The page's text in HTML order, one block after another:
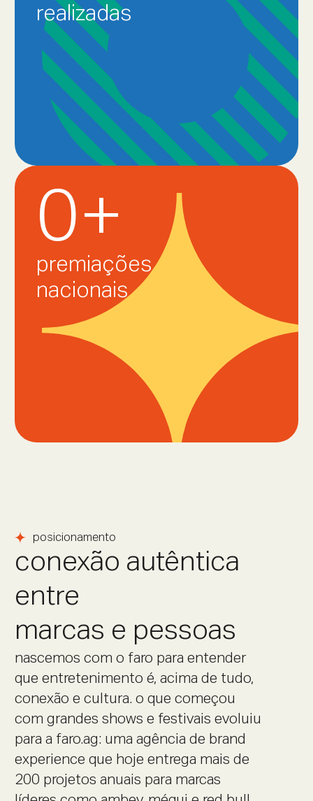
realizadas
premiações
nacionais
0+
posicionamento
conexão autêntica
entre
marcas e pessoas
nascemos com o faro para entender
que entretenimento é, acima de tudo,
conexão e cultura. o que começou
com grandes shows e festivais evoluiu
para a faro.ag: uma agência de brand
experience que hoje entrega mais de
200 projetos anuais para marcas